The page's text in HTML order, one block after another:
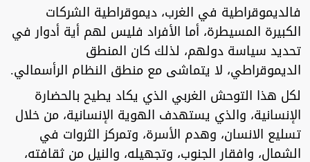
فالديموقراطية في الغرب، ديموقراطية الشركات
الكبيرة المسيطرة، أما الأفراد فليس لهم أية أدوار في
تحديد سياسة دولهم، لذلك كان المنطق
الديموقراطي، لا يتماشى مع منطق النظام الرأسمالي.
لكل هذا التوحش الغربي الذي يكاد يطيح بالحضارة
الإنسانية، والذي يستهدف الهوية الإنسانية، من خلال
تسليع الانسان، وهدم الأسرة، وتمركز الثروات في
الشمال، وافقار الجنوب، وتجهيله، والنيل من ثقافته،